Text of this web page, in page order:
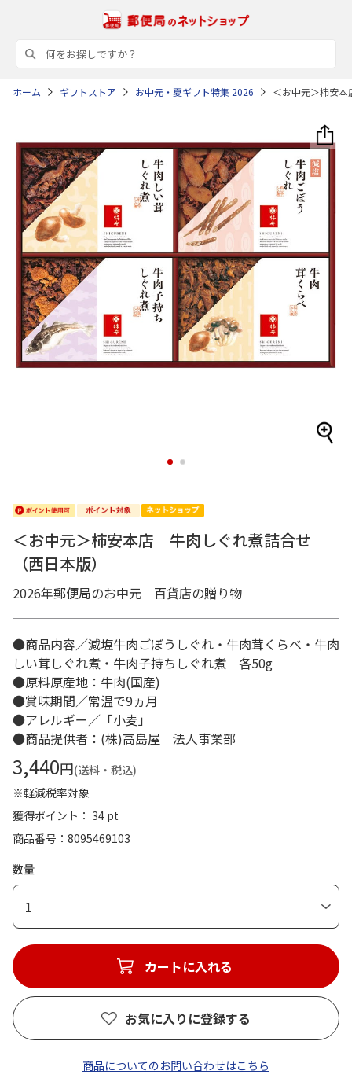
ホーム ギフトストア お中元・夏ギフト特集 2026 ＜お中元＞柿安
1 2
＜お中元＞柿安本店 牛肉しぐれ煮詰合せ
（西日本版）
2026年郵便局のお中元 百貨店の贈り物
●商品内容／減塩牛肉ごぼうしぐれ・牛肉茸くらべ・牛肉
しい茸しぐれ煮・牛肉子持ちしぐれ煮 各50g
●原料原産地：牛肉(国産)
●賞味期間／常温で9ヵ月
●アレルギー／「小麦」
●商品提供者：(株)高島屋 法人事業部
3,440円(送料・税込)
※軽減税率対象
獲得ポイント： 34 pt
商品番号
8095469103
数量
1
カートに入れる
お気に入りに登録する
商品についてのお問い合わせはこちら